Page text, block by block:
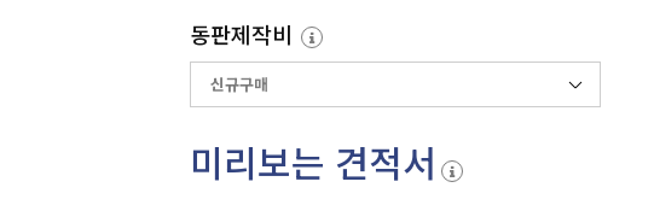
동판제작비
미리보는 견적서